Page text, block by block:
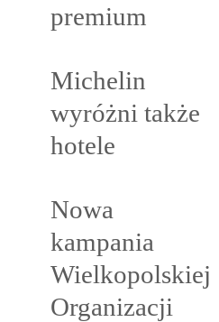
premium
Michelin
wyróżni także
hotele
Nowa
kampania
Wielkopolskiej
Organizacji